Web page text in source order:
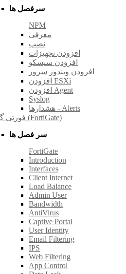
سرفصل ها
NPM
معرفی
نصب
افزودن تجهیزات
افزودن سیسکو
افزودن ویندوز سرور
افزودن ESXi
افزودن Agent
Syslog
هشدارها - Alerts
فورتی گیت (FortiGate)
سر فصل ها
FortiGate
Introduction
Interfaces
Client Internet
Load Balance
Admin User
Bandwidth
AntiVirus
Captive Portal
User Identity
Email Filtering
IPS
Web Filtering
App Control